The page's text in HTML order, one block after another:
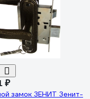
₽
замок ЗЕНИТ Зенит-